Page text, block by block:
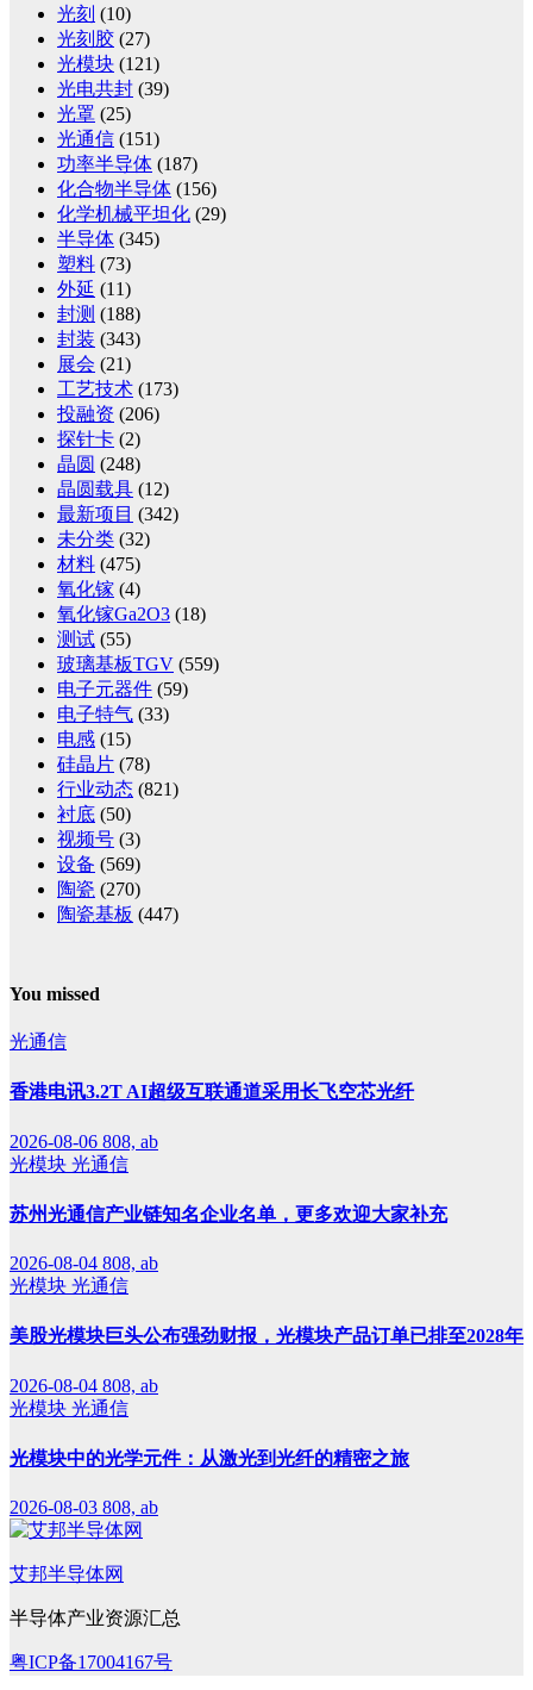
光刻 (10)
光刻胶 (27)
光模块 (121)
光电共封 (39)
光罩 (25)
光通信 (151)
功率半导体 (187)
化合物半导体 (156)
化学机械平坦化 (29)
半导体 (345)
塑料 (73)
外延 (11)
封测 (188)
封装 (343)
展会 (21)
工艺技术 (173)
投融资 (206)
探针卡 (2)
晶圆 (248)
晶圆载具 (12)
最新项目 (342)
未分类 (32)
材料 (475)
氧化镓 (4)
氧化镓Ga2O3 (18)
测试 (55)
玻璃基板TGV (559)
电子元器件 (59)
电子特气 (33)
电感 (15)
硅晶片 (78)
行业动态 (821)
衬底 (50)
视频号 (3)
设备 (569)
陶瓷 (270)
陶瓷基板 (447)
You missed
光通信
香港电讯3.2T AI超级互联通道采用长飞空芯光纤
2026-08-06 808, ab
光模块 光通信
苏州光通信产业链知名企业名单，更多欢迎大家补充
2026-08-04 808, ab
光模块 光通信
美股光模块巨头公布强劲财报，光模块产品订单已排至2028年
2026-08-04 808, ab
光模块 光通信
光模块中的光学元件：从激光到光纤的精密之旅
2026-08-03 808, ab
艾邦半导体网
半导体产业资源汇总
粤ICP备17004167号